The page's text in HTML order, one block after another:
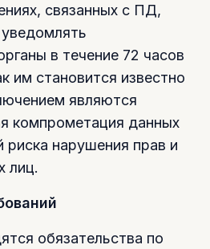
связанных с ПД,
в течение 72 часов
им становится известно
являются
компрометация данных
риска нарушения прав и
лиц.
обязательства по